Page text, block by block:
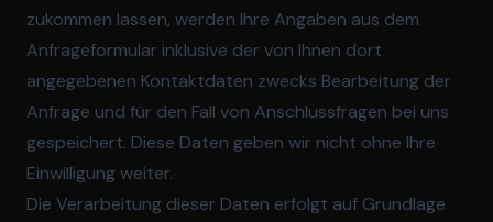
zukommen lassen, werden Ihre Angaben aus dem
Anfrageformular inklusive der von Ihnen dort
angegebenen Kontaktdaten zwecks Bearbeitung der
Anfrage und für den Fall von Anschlussfragen bei uns
gespeichert. Diese Daten geben wir nicht ohne Ihre
Einwilligung weiter.
Die Verarbeitung dieser Daten erfolgt auf Grundlage